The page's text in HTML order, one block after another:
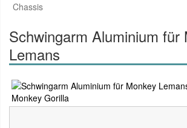
Chassis
Schwingarm Aluminium für
Lemans